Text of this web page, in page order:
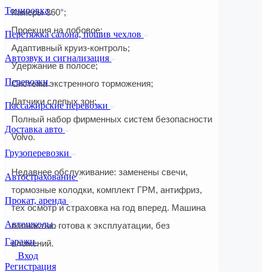
Тонировка
Перетяжка салона, пошив чехлов
Автозвук и сигнализация
Перевозки
Пассажирские перевозки
Доставка авто
Грузоперевозки
Автострахование
Прокат, аренда
Автошколы
Гаражи
Вход
Регистрация
Камеры 360°;
Проекция на лобовое;
Адаптивный круиз-контроль;
Удержание в полосе;
Система экстренного торможения;
Датчики слепых зон;
Полный набор фирменных систем безопасности
Volvo.
Недавнее обслуживание: заменены свечи,
тормозные колодки, комплект ГРМ, антифриз,
тех осмотр и страховка на год вперед. Машина
полностью готова к эксплуатации, без
вложений.